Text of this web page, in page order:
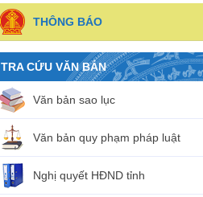
THÔNG BÁO
TRA CỨU VĂN BẢN
Văn bản sao lục
Văn bản quy phạm pháp luật
Nghị quyết HĐND tỉnh